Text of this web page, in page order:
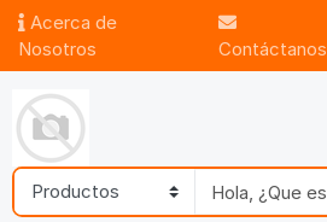
Acerca de
Nosotros
Contáctanos